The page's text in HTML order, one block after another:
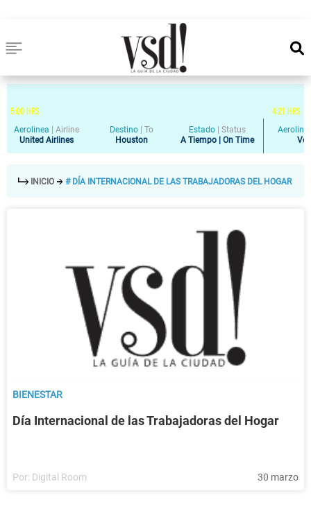
5:00HRS 4:21 HRS
Aerolinea
Airline
United Airlines
Destino
To
Houston
Estado
Status
A Tiempo | On Time
INICIO # DÍA INTERNACIONAL DE LAS TRABAJADORAS DEL HOGAR
BIENESTAR
Día Internacional de las Trabajadoras del Hogar
Por: Digital Room 30 marzo